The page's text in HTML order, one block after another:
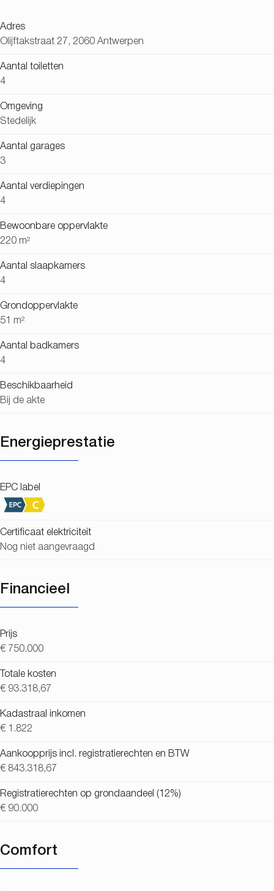
Adres
Olijftakstraat 27, 2060 Antwerpen
Aantal toiletten
4
Omgeving
Stedelijk
Aantal garages
3
Aantal verdiepingen
4
Bewoonbare oppervlakte
220 m²
Aantal slaapkamers
4
Grondoppervlakte
51 m²
Aantal badkamers
4
Beschikbaarheid
Bij de akte
Energieprestatie
EPC label
Certificaat elektriciteit
Nog niet aangevraagd
Financieel
Prijs
€ 750.000
Totale kosten
€ 93.318,67
Kadastraal inkomen
€ 1.822
Aankoopprijs incl. registratierechten en BTW
€ 843.318,67
Registratierechten op grondaandeel (12%)
€ 90.000
Comfort